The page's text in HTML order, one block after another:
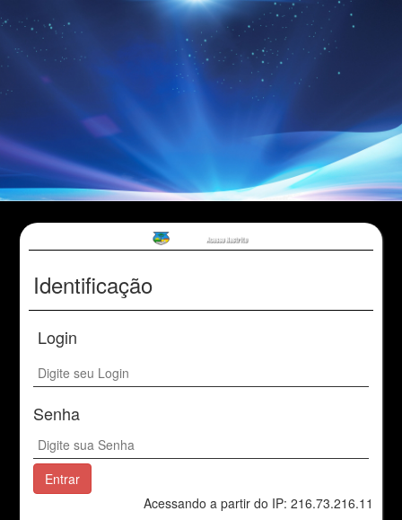
Identificação
Login
Senha
Acessando a partir do IP: 216.73.216.11